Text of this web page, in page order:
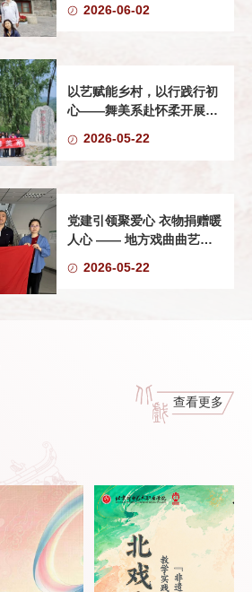
2026-06-02
以艺赋能乡村，以行践行初
心——舞美系赴怀柔开展户
2026-05-22
党建引领聚爱心 衣物捐赠暖
人心 —— 地方戏曲曲艺党
动
2026-05-22
查看更多